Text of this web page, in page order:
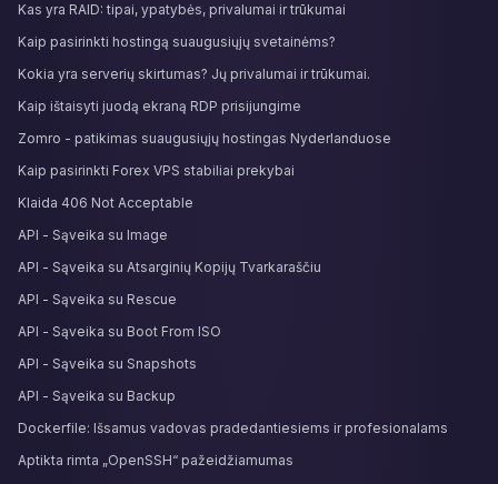
Kas yra RAID: tipai, ypatybės, privalumai ir trūkumai
Kaip pasirinkti hostingą suaugusiųjų svetainėms?
Kokia yra serverių skirtumas? Jų privalumai ir trūkumai.
Kaip ištaisyti juodą ekraną RDP prisijungime
Zomro - patikimas suaugusiųjų hostingas Nyderlanduose
Kaip pasirinkti Forex VPS stabiliai prekybai
Klaida 406 Not Acceptable
API - Sąveika su Image
API - Sąveika su Atsarginių Kopijų Tvarkaraščiu
API - Sąveika su Rescue
API - Sąveika su Boot From ISO
API - Sąveika su Snapshots
API - Sąveika su Backup
Dockerfile: Išsamus vadovas pradedantiesiems ir profesionalams
Aptikta rimta „OpenSSH“ pažeidžiamumas